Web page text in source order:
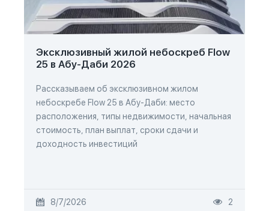
Эксклюзивный жилой небоскреб Flow
25 в Абу-Даби 2026
Рассказываем об эксклюзивном жилом
небоскребе Flow 25 в Абу-Даби: место
расположения, типы недвижимости, начальная
стоимость, план выплат, сроки сдачи и
доходность инвестиций
8/7/2026 2